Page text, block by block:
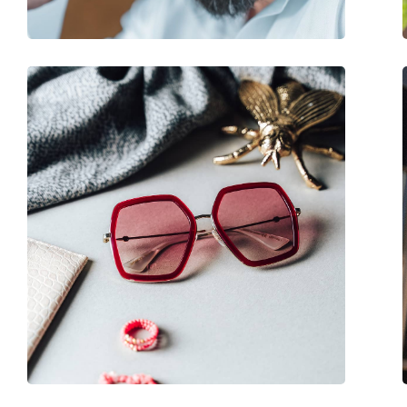
Флексибилни панти:
Да
Аксесоари
Кутия:
Да
Кърпичка за почистване:
Да
Други
Пол:
Дамски
Категория:
Слънчеви очила
Roxy
Предназначение:
Мода
Код:
ERJEY03133 XNNC